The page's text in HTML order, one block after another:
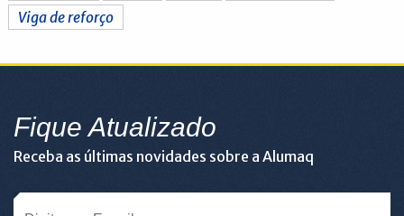
Viga de reforço
Fique Atualizado
Receba as últimas novidades sobre a Alumaq